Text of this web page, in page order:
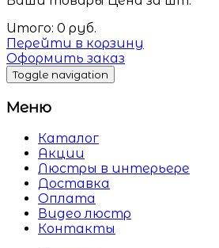
Итого: 0 руб.
Перейти в корзину
Оформить заказ
Toggle navigation
Меню
Каталог
Акции
Люстры в интерьере
Доставка
Оплата
Видео люстр
Контакты